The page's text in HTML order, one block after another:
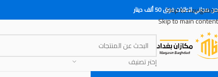
Skip to navigation
Skip to main content
للطلبات فوق 50 ألف دينار
إختر تصنيف